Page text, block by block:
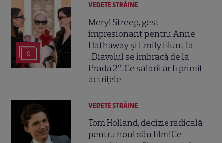
9
VEDETE STRĂINE
Meryl Streep, gest
impresionant pentru Anne
Hathaway și Emily Blunt la
„Diavolul se îmbracă de la
Prada 2”. Ce salarii ar fi primit
actrițele
VEDETE STRĂINE
Tom Holland, decizie radicală
pentru noul său film! Ce